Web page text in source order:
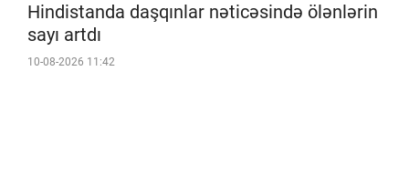
Hindistanda daşqınlar nəticəsində ölənlərin
sayı artdı
10-08-2026 11:42